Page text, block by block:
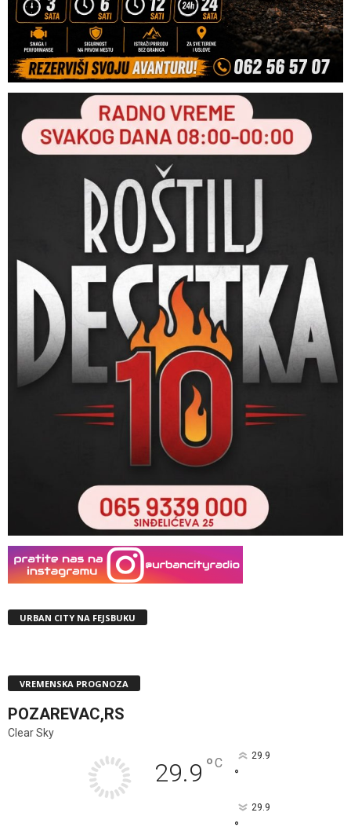
URBAN CITY NA FEJSBUKU
VREMENSKA PROGNOZA
POZAREVAC,RS
Clear Sky
29.9 °C 29.9
°
29.9
°